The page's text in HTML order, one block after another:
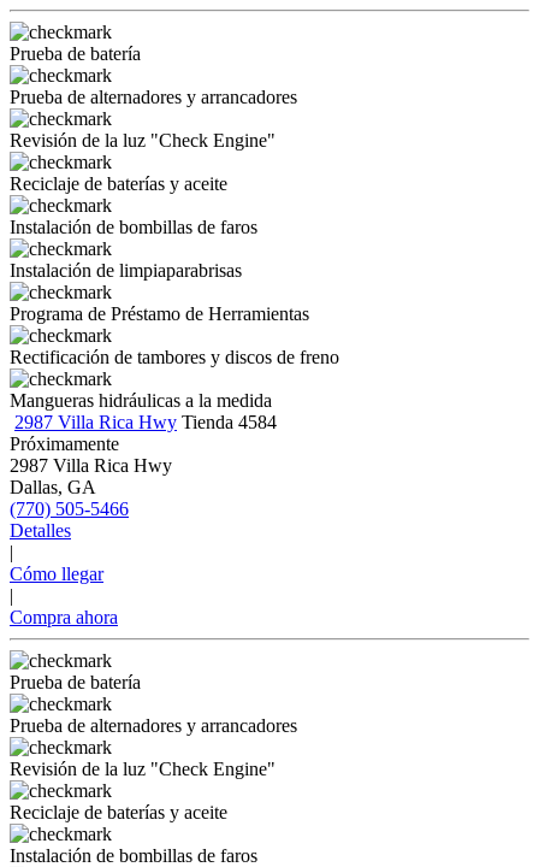
Prueba de batería
Prueba de alternadores y arrancadores
Revisión de la luz "Check Engine"
Reciclaje de baterías y aceite
Instalación de bombillas de faros
Instalación de limpiaparabrisas
Programa de Préstamo de Herramientas
Rectificación de tambores y discos de freno
Mangueras hidráulicas a la medida
2987 Villa Rica Hwy Tienda 4584
Próximamente
2987 Villa Rica Hwy
Dallas, GA
(770) 505-5466
Detalles
|
Cómo llegar
|
Compra ahora
Prueba de batería
Prueba de alternadores y arrancadores
Revisión de la luz "Check Engine"
Reciclaje de baterías y aceite
Instalación de bombillas de faros